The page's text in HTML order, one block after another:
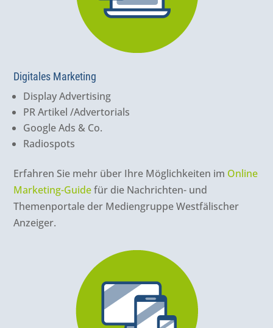
Digitales Marketing
Display Advertising
PR Artikel /Advertorials
Google Ads & Co.
Radiospots
Erfahren Sie mehr über Ihre Möglichkeiten im Online
Marketing-Guidefür die Nachrichten- und
Themenportale der Mediengruppe Westfälischer
Anzeiger.